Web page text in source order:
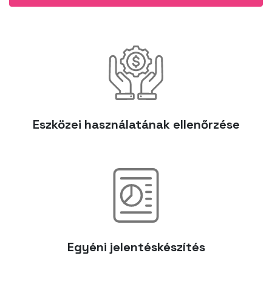
Eszközei használatának ellenőrzése
Egyéni jelentéskészítés